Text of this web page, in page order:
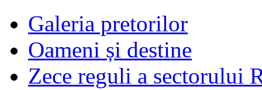
Galeria pretorilor
Oameni și destine
Zece reguli a sectorului